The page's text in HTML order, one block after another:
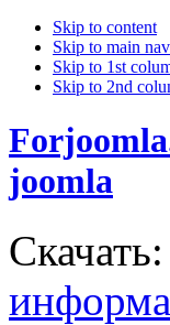
Skip to content
Skip to main
Skip to 1st
Skip to 2nd
joomla
Скачать: